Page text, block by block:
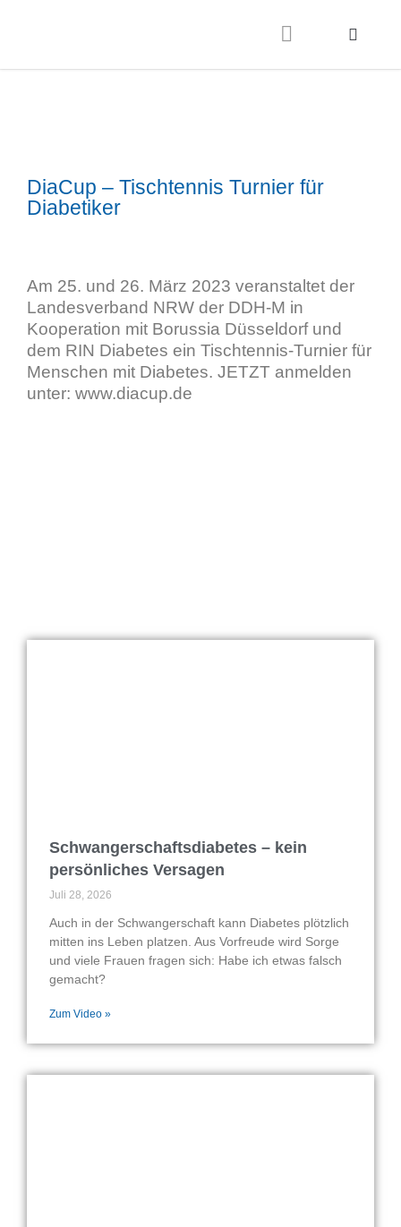
DiaCup – Tischtennis Turnier für
Diabetiker
Am 25. und 26. März 2023 veranstaltet der
Landesverband NRW der DDH-M in
Kooperation mit Borussia Düsseldorf und
dem RIN Diabetes ein Tischtennis-Turnier für
Menschen mit Diabetes. JETZT anmelden
unter: www.diacup.de
Schwangerschaftsdiabetes – kein
persönliches Versagen
Juli 28, 2026
Auch in der Schwangerschaft kann Diabetes plötzlich
mitten ins Leben platzen. Aus Vorfreude wird Sorge
und viele Frauen fragen sich: Habe ich etwas falsch
gemacht?
Zum Video »